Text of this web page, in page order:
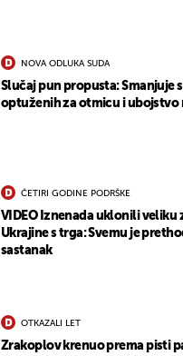
NOVA ODLUKA SUDA
Slučaj pun propusta: Smanjuje
optuženih za otmicu i ubojstvo
ČETIRI GODINE PODRŠKE
VIDEO Iznenada uklonili veliku
Ukrajine s trga: Svemu je
sastanak
OTKAZALI LET
Zrakoplov krenuo prema pisti